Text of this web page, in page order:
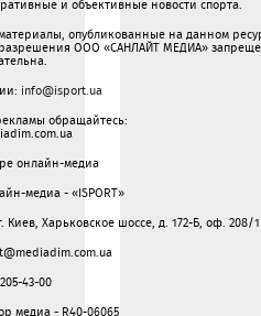
и объективные новости спорта.
опубликованные на данном
ООО «САНЛАЙТ МЕДИА»
info@isport.ua
обращайтесь:
онлайн-медиа
медиа - «ISPORT»
Киев, Харьковское шоссе, д. 172-Б, оф. 208/1
43-00
медиа - R40-06065